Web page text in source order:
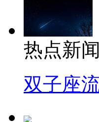
热点新闻
双子座